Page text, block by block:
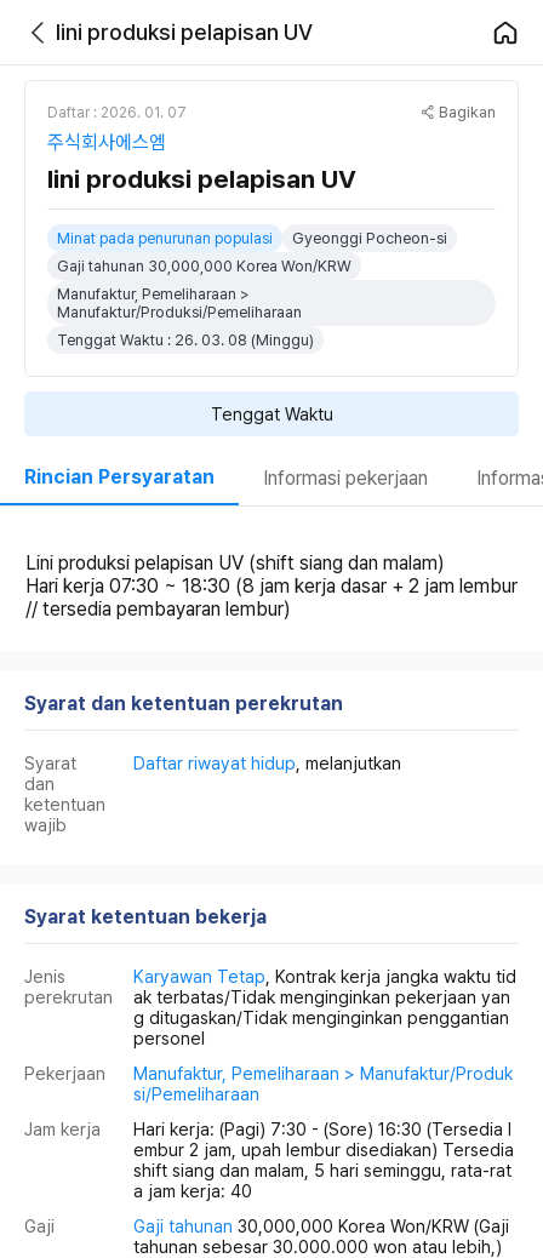
lini produksi pelapisan UV
Daftar : 2026. 01. 07 Bagikan
주식회사에스엠
lini produksi pelapisan UV
Minat pada penurunan populasi
Gyeonggi Pocheon-si
Gaji tahunan 30,000,000 Korea Won/KRW
Manufaktur, Pemeliharaan >
Manufaktur/Produksi/Pemeliharaan
Tenggat Waktu : 26. 03. 08 (Minggu)
Tenggat Waktu
Rincian Persyaratan Informasi pekerjaan
Lini produksi pelapisan UV (shift siang dan malam)
Hari kerja 07:30 ~ 18:30 (8 jam kerja dasar + 2 jam lembur
// tersedia pembayaran lembur)
Syarat dan ketentuan perekrutan
Syarat
dan
ketentuan
wajib
Daftar riwayat hidup , melanjutkan
Syarat ketentuan bekerja
Jenis
perekrutan
Karyawan Tetap , Kontrak kerja jangka waktu tid
ak terbatas/Tidak menginginkan pekerjaan yan
g ditugaskan/Tidak menginginkan penggantian
personel
Pekerjaan
Manufaktur, Pemeliharaan > Manufaktur/Produk
si/Pemeliharaan
Jam kerja
Hari kerja: (Pagi) 7:30 - (Sore) 16:30 (Tersedia l
embur 2 jam, upah lembur disediakan) Tersedia
shift siang dan malam, 5 hari seminggu, rata-rat
a jam kerja: 40
Gaji
Gaji tahunan 30,000,000 Korea Won/KRW (Gaji
tahunan sebesar 30.000.000 won atau lebih,)